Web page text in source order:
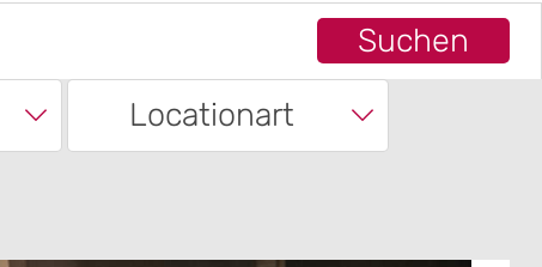
Suchen
Locationart